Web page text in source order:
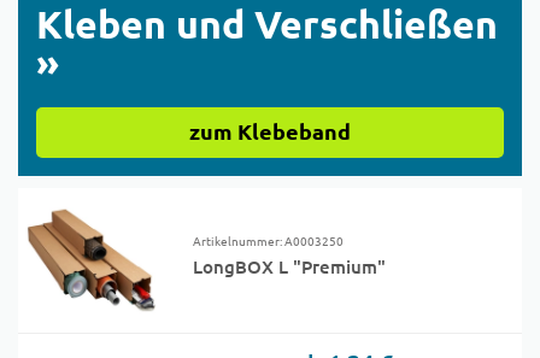
Kleben und Verschließen
»
zum Klebeband
Artikelnummer: A0003250
LongBOX L "Premium"